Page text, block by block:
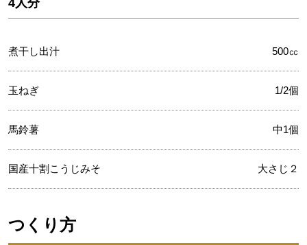
4人分
煮干し出汁 500㏄
玉ねぎ 1/2個
馬鈴薯 中1個
国産十割こうじみそ 大さじ２
つくり方